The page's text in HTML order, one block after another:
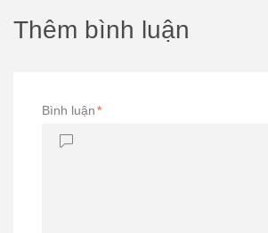
Thêm bình luận
Bình luận*